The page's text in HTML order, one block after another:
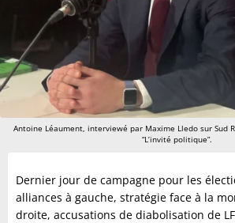
Antoine Léaument, interviewé par Maxime Lledo sur Sud
“L’invité politique”.
Dernier jour de campagne pour les
alliances à gauche, stratégie face à la
droite, accusations de diabolisation de